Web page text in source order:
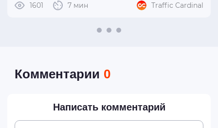
1601 7 мин Traffic Cardinal
Комментарии 0
Написать комментарий